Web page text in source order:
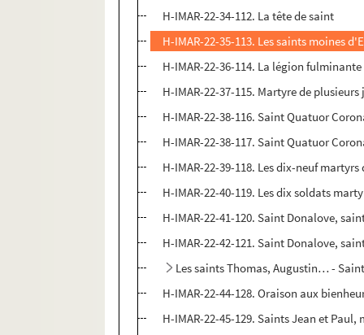
H-IMAR-22-34-112. La tête de saint
H-IMAR-22-35-113. Les saints moines
H-IMAR-22-36-114. La légion fulminante
H-IMAR-22-37-115. Martyre de
H-IMAR-22-38-116. Saint Quatuor
H-IMAR-22-38-117. Saint Quatuor
H-IMAR-22-39-118. Les dix-neuf martyrs
H-IMAR-22-40-119. Les dix soldats
H-IMAR-22-41-120. Saint Donalove,
H-IMAR-22-42-121. Saint Donalove,
Les saints Thomas, Augustin… -
H-IMAR-22-44-128. Oraison aux
H-IMAR-22-45-129. Saints Jean et Paul,